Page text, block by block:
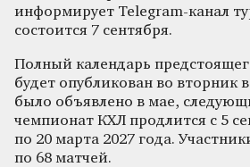
информирует Telegram-канал
состоится 7 сентября.
Полный календарь
будет опубликован во вторник
было объявлено в мае,
чемпионат КХЛ продлится с 5
по 20 марта 2027 года.
по 68 матчей.